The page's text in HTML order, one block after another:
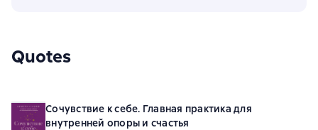
Quotes
Сочувствие к себе. Главная практика для
внутренней опоры и счастья